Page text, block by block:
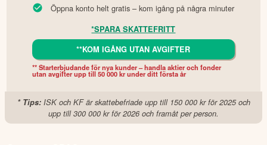
Öppna konto helt gratis – kom igång på några minuter
*SPARA SKATTEFRITT
**KOM IGÅNG UTAN AVGIFTER
** Starterbjudande för nya kunder – handla aktier och fonder
utan avgifter upp till 50 000 kr under ditt första år
* Tips:ISK och KF är skattebefriade upp till 150 000 kr för 2025 och
upp till 300 000 kr för 2026 och framåt per person.